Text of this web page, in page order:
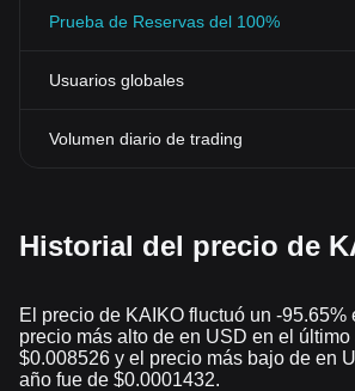
Prueba de Reservas del 100%
Usuarios globales
Volumen diario de trading
Historial del precio de
El precio de KAIKO fluctuó un -95.65%
precio más alto de en USD en el último
$0.008526 y el precio más bajo de en
año fue de $0.0001432.